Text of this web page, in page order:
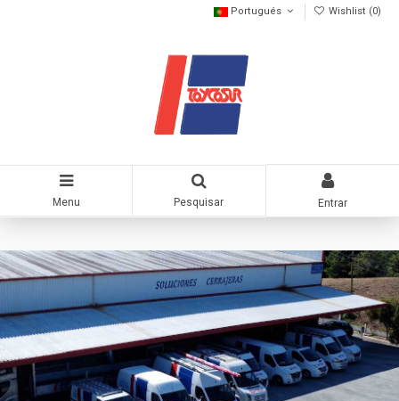
Portugués Wishlist (0)
Menu Pesquisar Entrar